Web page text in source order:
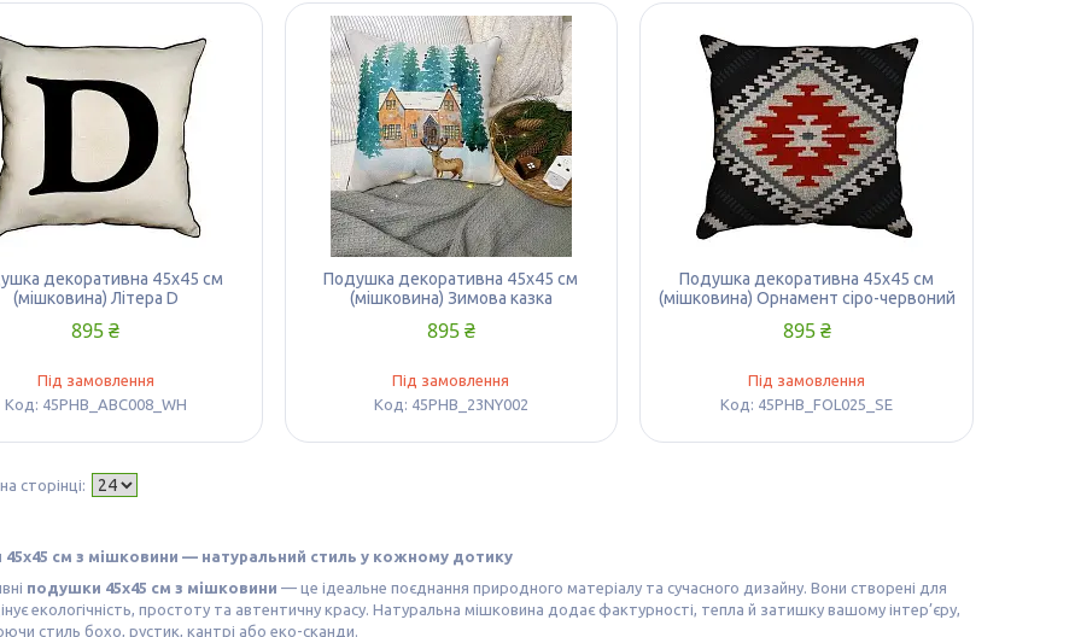
декоративна 45х45 см
(мішковина) Літера D
895 ₴
Під замовлення
45PHB_ABC008_WH
Подушка декоративна 45х45 см
(мішковина) Зимова казка
895 ₴
Під замовлення
45PHB_23NY002
Подушка декоративна 45х45 см
(мішковина) Орнамент сіро-червоний
895 ₴
Під замовлення
45PHB_FOL025_SE
см з мішковини — натуральний стиль у кожному дотику
подушки 45х45 см з мішковини — це ідеальне поєднання природного матеріалу та сучасного дизайну. Вони створені для
екологічність, простоту та автентичну красу. Натуральна мішковина додає фактурності, тепла й затишку вашому інтер’єру,
стиль бохо, рустик, кантрі або еко-сканди.